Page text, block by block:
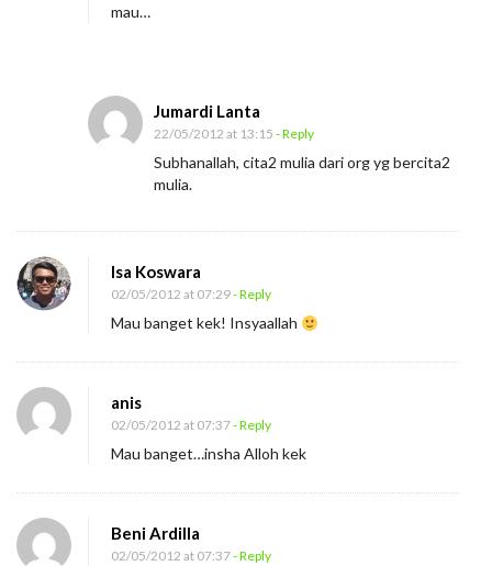
e
p
r
e
r
mau…
Jumardi Lanta
22/05/2012 at 13:15 - Reply
Subhanallah, cita2 mulia dari org yg bercita2
mulia.
Isa Koswara
02/05/2012 at 07:29- Reply
Mau banget kek! Insyaallah
anis
02/05/2012 at 07:37- Reply
Mau banget…insha Alloh kek
Beni Ardilla
02/05/2012 at 07:37- Reply